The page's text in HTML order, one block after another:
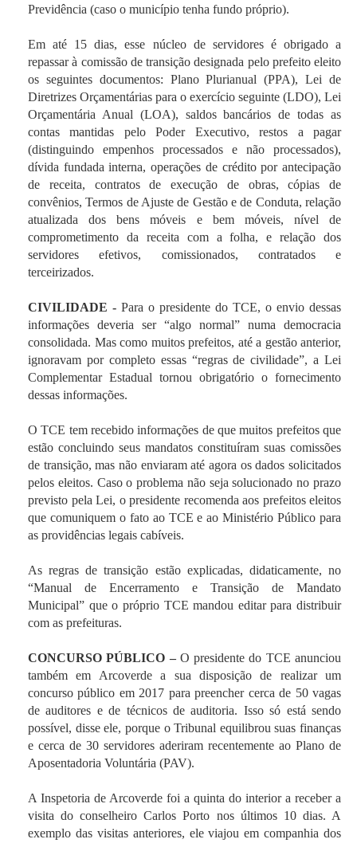
Previdência (caso o município tenha fundo próprio).
Em até 15 dias, esse núcleo de servidores é obrigado a
repassar à comissão de transição designada pelo prefeito eleito
os seguintes documentos: Plano Plurianual (PPA), Lei de
Diretrizes Orçamentárias para o exercício seguinte (LDO), Lei
Orçamentária Anual (LOA), saldos bancários de todas as
contas mantidas pelo Poder Executivo, restos a pagar
(distinguindo empenhos processados e não processados),
dívida fundada interna, operações de crédito por antecipação
de receita, contratos de execução de obras, cópias de
convênios, Termos de Ajuste de Gestão e de Conduta, relação
atualizada dos bens móveis e bem móveis, nível de
comprometimento da receita com a folha, e relação dos
servidores efetivos, comissionados, contratados e
terceirizados.
CIVILIDADE - Para o presidente do TCE, o envio dessas
informações deveria ser “algo normal” numa democracia
consolidada. Mas como muitos prefeitos, até a gestão anterior,
ignoravam por completo essas “regras de civilidade”, a Lei
Complementar Estadual tornou obrigatório o fornecimento
dessas informações.
O TCE tem recebido informações de que muitos prefeitos que
estão concluindo seus mandatos constituíram suas comissões
de transição, mas não enviaram até agora os dados solicitados
pelos eleitos. Caso o problema não seja solucionado no prazo
previsto pela Lei, o presidente recomenda aos prefeitos eleitos
que comuniquem o fato ao TCE e ao Ministério Público para
as providências legais cabíveis.
As regras de transição estão explicadas, didaticamente, no
“Manual de Encerramento e Transição de Mandato
Municipal” que o próprio TCE mandou editar para distribuir
com as prefeituras.
CONCURSO PÚBLICO –O presidente do TCE anunciou
também em Arcoverde a sua disposição de realizar um
concurso público em 2017 para preencher cerca de 50 vagas
de auditores e de técnicos de auditoria. Isso só está sendo
possível, disse ele, porque o Tribunal equilibrou suas finanças
e cerca de 30 servidores aderiram recentemente ao Plano de
Aposentadoria Voluntária (PAV).
A Inspetoria de Arcoverde foi a quinta do interior a receber a
visita do conselheiro Carlos Porto nos últimos 10 dias. A
exemplo das visitas anteriores, ele viajou em companhia dos